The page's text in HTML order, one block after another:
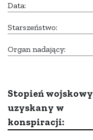
Data:
Starszeństwo:
Organ nadający:
Stopień wojskowy
uzyskany w
konspiracji: